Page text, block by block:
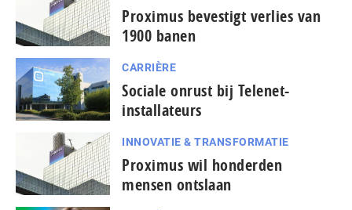
Proximus bevestigt verlies van
1900 banen
CARRIÈRE
Sociale onrust bij Telenet-
installateurs
INNOVATIE & TRANSFORMATIE
Proximus wil honderden
mensen ontslaan